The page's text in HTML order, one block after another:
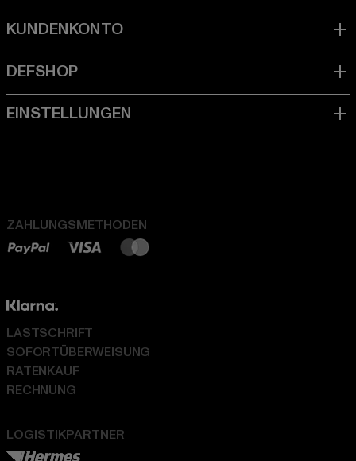
ZAHLUNGSMETHODEN
LOGISTIKPARTNER
LASTSCHRIFT
SOFORTÜBERWEISUNG
RATENKAUF
RECHNUNG